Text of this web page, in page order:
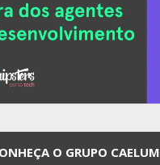
O GRUPO CAELUM